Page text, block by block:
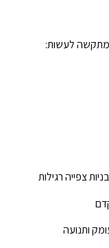
מתקשה לעשות:
צפייה רגילות
ותנועה